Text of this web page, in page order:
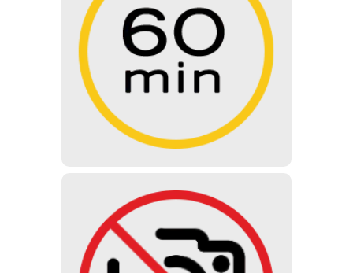
60 分钟
正常导览时长为60分钟——在导览期间
您将在我们专业导游的帮助下参观博物馆
的所有展览。